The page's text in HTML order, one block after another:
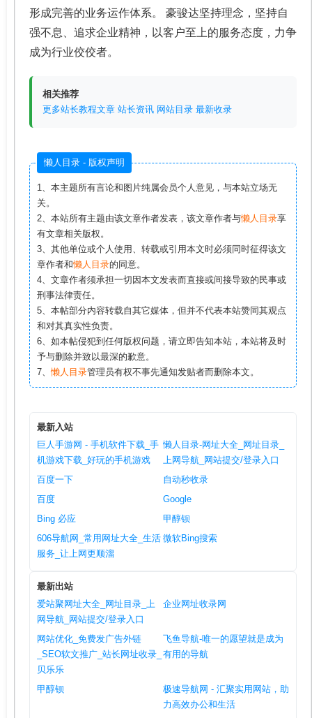
形成完善的业务运作体系。 豪骏达坚持理念，坚持自
强不息、追求企业精神，以客户至上的服务态度，力争
成为行业佼佼者。
相关推荐
更多站长教程文章 站长资讯 网站目录 最新收录
懒人目录 - 版权声明
1、本主题所有言论和图片纯属会员个人意见，与本站立场无
关。
2、本站所有主题由该文章作者发表，该文章作者与懒人目录享
有文章相关版权。
3、其他单位或个人使用、转载或引用本文时必须同时征得该文
章作者和懒人目录的同意。
4、文章作者须承担一切因本文发表而直接或间接导致的民事或
刑事法律责任。
5、本帖部分内容转载自其它媒体，但并不代表本站赞同其观点
和对其真实性负责。
6、如本帖侵犯到任何版权问题，请立即告知本站，本站将及时
予与删除并致以最深的歉意。
7、懒人目录管理员有权不事先通知发贴者而删除本文。
最新入站
巨人手游网 - 手机软件下载_手
机游戏下载_好玩的手机游戏
懒人目录-网址大全_网址目录_
上网导航_网站提交/登录入口
百度一下
自动秒收录
百度
Google
Bing 必应
甲醇钡
606导航网_常用网址大全_生活
服务_让上网更顺溜
微软Bing搜索
最新出站
爱站聚网址大全_网址目录_上
网导航_网站提交/登录入口
企业网址收录网
网站优化_免费发广告外链
_SEO软文推广_站长网址收录_
贝乐乐
飞鱼导航-唯一的愿望就是成为
有用的导航
甲醇钡
极速导航网 - 汇聚实用网站，助
力高效办公和生活